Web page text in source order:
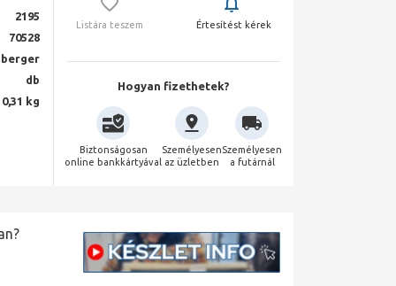
2195
70528
db
0,31 kg
Listára teszem Értesítést kérek
Hogyan fizethetek?
Biztonságosan
online bankkártyával
Személyesen
az üzletben
Személyesen
a futárnál